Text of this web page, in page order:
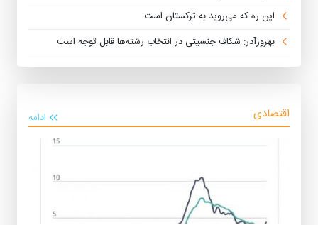
این ره که می‌روید به ترکستان است
بهروزآذر: شکاف جنسیتی در انتخاب رشته‌ها قابل توجه است
اقتصادی ادامه